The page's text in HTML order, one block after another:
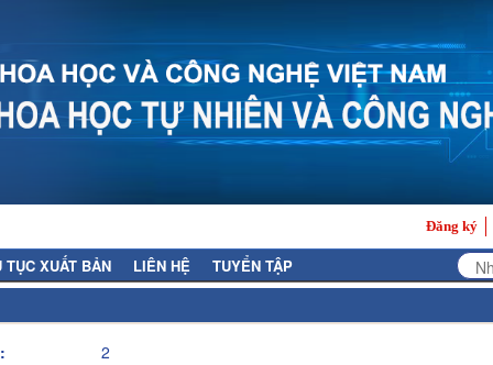
Đăng ký
TỤC XUẤT BẢN LIÊN HỆ
TUYỂN TẬP
2